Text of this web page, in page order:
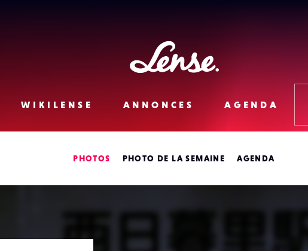
Lense
WIKILENSE ANNONCES AGENDA
PHOTOS PHOTO DE LA SEMAINE AGENDA